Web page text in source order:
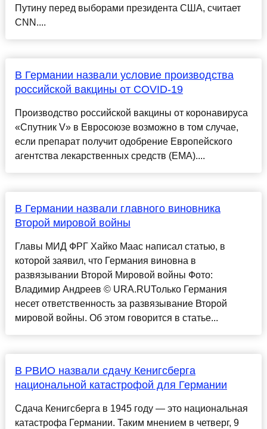
Путину перед выборами президента США, считает
CNN....
В Германии назвали условие производства
российской вакцины от COVID-19
Производство российской вакцины от коронавируса
«Спутник V» в Евросоюзе возможно в том случае,
если препарат получит одобрение Европейского
агентства лекарственных средств (EMA)....
В Германии назвали главного виновника
Второй мировой войны
Главы МИД ФРГ Хайко Маас написал статью, в
которой заявил, что Германия виновна в
развязывании Второй Мировой войны Фото:
Владимир Андреев © URA.RUТолько Германия
несет ответственность за развязывание Второй
мировой войны. Об этом говорится в статье...
В РВИО назвали сдачу Кенигсберга
национальной катастрофой для Германии
Сдача Кенигсберга в 1945 году — это национальная
катастрофа Германии. Таким мнением в четверг, 9